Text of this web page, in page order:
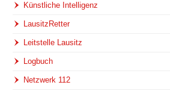
Künstliche Intelligenz
LausitzRetter
Leitstelle Lausitz
Logbuch
Netzwerk 112